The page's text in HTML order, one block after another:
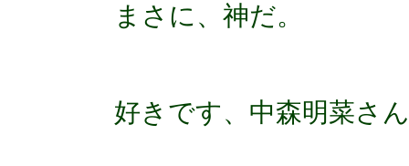
まさに、神だ。
好きです、中森明菜さ